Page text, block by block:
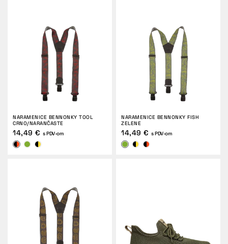
LABORATORIJ BENNON
TRGOVINA I BISTRO
KONTAKT
NARAMENICE BENNONKY TOOL
CRNO/NARANČASTE
14,49 € s PDV-om
NARAMENICE BENNONKY FISH
ZELENE
14,49 € s PDV-om